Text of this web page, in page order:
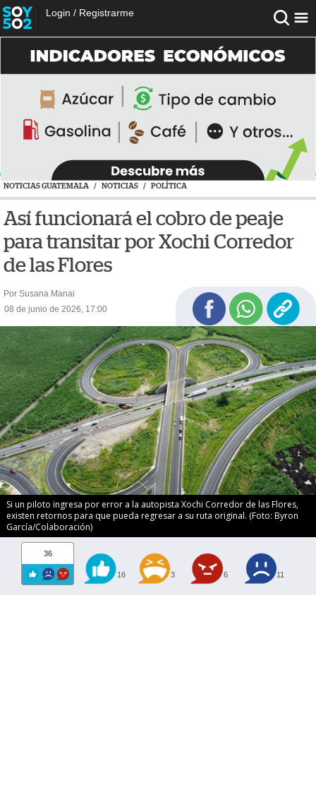
Login / Registrarme
NOTICIAS GUATEMALA / NOTICIAS / POLÍTICA
Así funcionará el cobro de peaje
para transitar por Xochi Corredor
de las Flores
Por Susana Manai
08 de junio de 2026, 17:00
Si un piloto ingresa por error a la autopista Xochi Corredor de las Flores,
existen retornos para que pueda regresar a su ruta original. (Foto: Byron
García/Colaboración)
36
16 3 6 11